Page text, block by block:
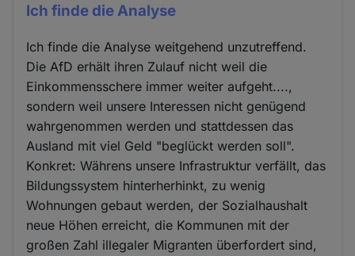
Ich finde die Analyse
Ich finde die Analyse weitgehend unzutreffend.
Die AfD erhält ihren Zulauf nicht weil die
Einkommensschere immer weiter aufgeht....,
sondern weil unsere Interessen nicht genügend
wahrgenommen werden und stattdessen das
Ausland mit viel Geld "beglückt werden soll".
Konkret: Währens unsere Infrastruktur verfällt, das
Bildungssystem hinterherhinkt, zu wenig
Wohnungen gebaut werden, der Sozialhaushalt
neue Höhen erreicht, die Kommunen mit der
großen Zahl illegaler Migranten überfordert sind,